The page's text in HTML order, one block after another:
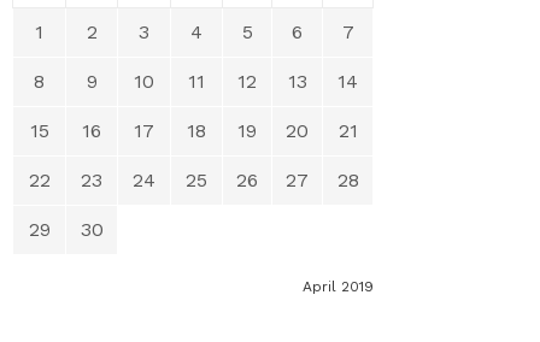
April 2019
1 2 3 4 5 6 7
8 9 10 11 12 13 14
15 16 17 18 19 20 21
22 23 24 25 26 27 28
29 30